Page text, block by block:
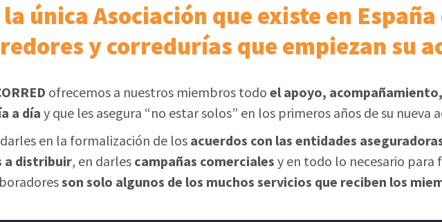
única Asociación que existe en
y corredurías que empiezan su
ofrecemos a nuestros miembros todo el apoyo,
a día y que les asegura “no estar solos” en los primeros años de su nueva
en la formalización de los acuerdos con las entidades
a distribuir, en darles campañas comerciales y en todo lo necesario
son solo algunos de los muchos servicios que reciben los